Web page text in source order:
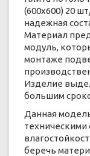
(600х600) 20
надежная
Материал
модуль,
монтаже
Изделие
большим
Данная
техническими
беречь